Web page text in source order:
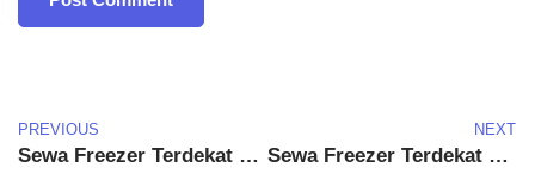
PREVIOUS
Sewa Freezer Terdekat Dayeuhkolot, Kabupaten Bandung
NEXT
Sewa Freezer Terdekat Cimahi Tengah, Kota Cimahi